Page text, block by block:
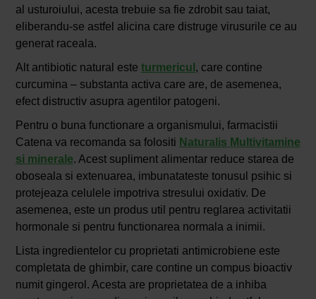
al usturoiului, acesta trebuie sa fie zdrobit sau taiat,
eliberandu-se astfel alicina care distruge virusurile ce au
generat raceala.
Alt antibiotic natural este turmericul , care contine
curcumina – substanta activa care are, de asemenea,
efect distructiv asupra agentilor patogeni.
Pentru o buna functionare a organismului, farmacistii
Catena va recomanda sa folositi Naturalis Multivitamine
si minerale. Acest supliment alimentar reduce starea de
oboseala si extenuarea, imbunatateste tonusul psihic si
protejeaza celulele impotriva stresului oxidativ. De
asemenea, este un produs util pentru reglarea activitatii
hormonale si pentru functionarea normala a inimii.
Lista ingredientelor cu proprietati antimicrobiene este
completata de ghimbir, care contine un compus bioactiv
numit gingerol. Acesta are proprietatea de a inhiba